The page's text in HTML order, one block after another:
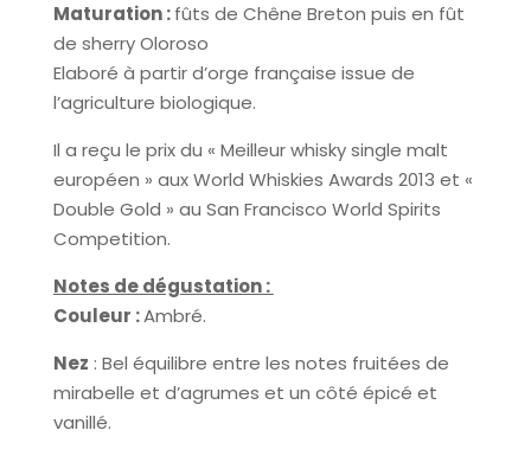
Maturation : fûts de Chêne Breton puis en fût
de sherry Oloroso
Elaboré à partir d’orge française issue de
l’agriculture biologique.
Il a reçu le prix du « Meilleur whisky single malt
européen » aux World Whiskies Awards 2013 et «
Double Gold » au San Francisco World Spirits
Competition.
Notes de dégustation :
Couleur :Ambré.
Nez : Bel équilibre entre les notes fruitées de
mirabelle et d’agrumes et un côté épicé et
vanillé.